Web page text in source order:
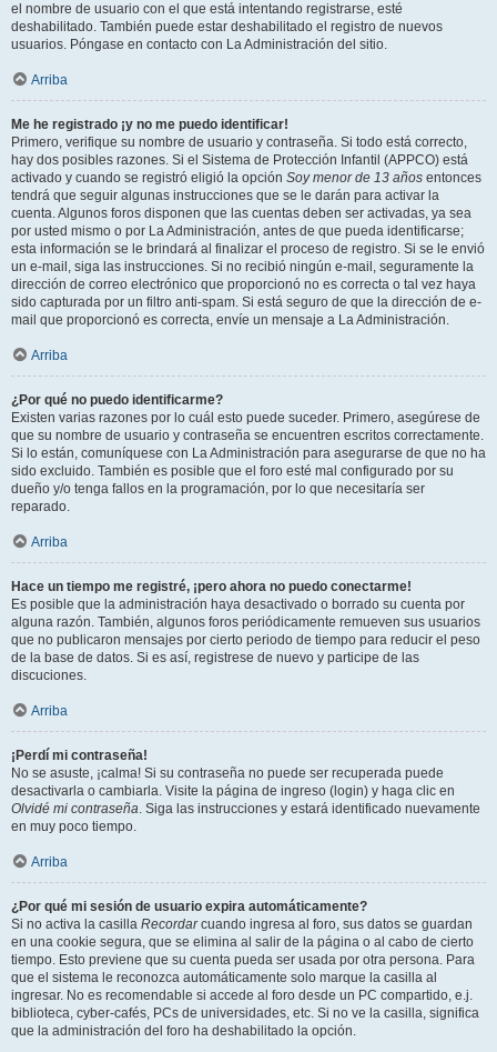
el nombre de usuario con el que está intentando registrarse, esté
deshabilitado. También puede estar deshabilitado el registro de nuevos
usuarios. Póngase en contacto con La Administración del sitio.
Arriba
Me he registrado ¡y no me puedo identificar!
Primero, verifique su nombre de usuario y contraseña. Si todo está correcto,
hay dos posibles razones. Si el Sistema de Protección Infantil (APPCO) está
activado y cuando se registró eligió la opción Soy menor de 13 años entonces
tendrá que seguir algunas instrucciones que se le darán para activar la
cuenta. Algunos foros disponen que las cuentas deben ser activadas, ya sea
por usted mismo o por La Administración, antes de que pueda identificarse;
esta información se le brindará al finalizar el proceso de registro. Si se le envió
un e-mail, siga las instrucciones. Si no recibió ningún e-mail, seguramente la
dirección de correo electrónico que proporcionó no es correcta o tal vez haya
sido capturada por un filtro anti-spam. Si está seguro de que la dirección de e-
mail que proporcionó es correcta, envíe un mensaje a La Administración.
Arriba
¿Por qué no puedo identificarme?
Existen varias razones por lo cuál esto puede suceder. Primero, asegúrese de
que su nombre de usuario y contraseña se encuentren escritos correctamente.
Si lo están, comuníquese con La Administración para asegurarse de que no ha
sido excluido. También es posible que el foro esté mal configurado por su
dueño y/o tenga fallos en la programación, por lo que necesitaría ser
reparado.
Arriba
Hace un tiempo me registré, ¡pero ahora no puedo conectarme!
Es posible que la administración haya desactivado o borrado su cuenta por
alguna razón. También, algunos foros periódicamente remueven sus usuarios
que no publicaron mensajes por cierto periodo de tiempo para reducir el peso
de la base de datos. Si es así, registrese de nuevo y participe de las
discuciones.
Arriba
¡Perdí mi contraseña!
No se asuste, ¡calma! Si su contraseña no puede ser recuperada puede
desactivarla o cambiarla. Visite la página de ingreso (login) y haga clic en
Olvidé mi contraseña. Siga las instrucciones y estará identificado nuevamente
en muy poco tiempo.
Arriba
¿Por qué mi sesión de usuario expira automáticamente?
Si no activa la casilla Recordarcuando ingresa al foro, sus datos se guardan
en una cookie segura, que se elimina al salir de la página o al cabo de cierto
tiempo. Esto previene que su cuenta pueda ser usada por otra persona. Para
que el sistema le reconozca automáticamente solo marque la casilla al
ingresar. No es recomendable si accede al foro desde un PC compartido, e.j.
biblioteca, cyber-cafés, PCs de universidades, etc. Si no ve la casilla, significa
que la administración del foro ha deshabilitado la opción.